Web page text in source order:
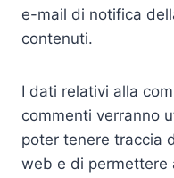
e-mail di notifica
contenuti.
I dati relativi alla
commenti verranno
poter tenere traccia
web e di permettere